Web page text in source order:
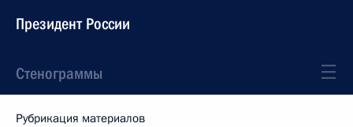
Президент России
Стенограммы
Рубрикация материалов